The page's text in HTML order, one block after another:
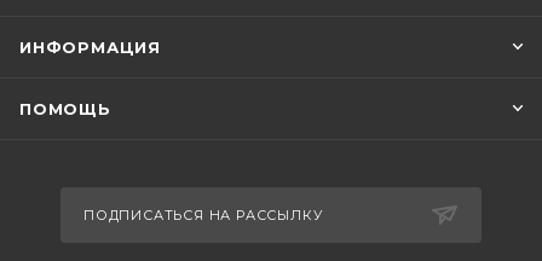
ИНФОРМАЦИЯ
ПОМОЩЬ
ПОДПИСАТЬСЯ НА РАССЫЛКУ